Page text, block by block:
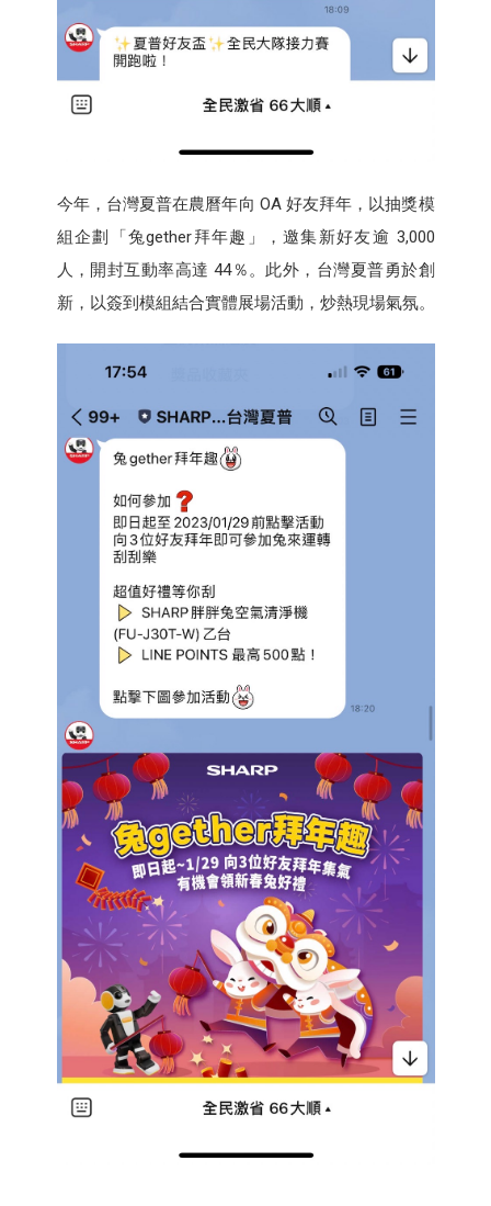
今年，台灣夏普在農曆年向 OA 好友拜年，以抽獎模
組企劃「兔gether拜年趣」，邀集新好友逾 3,000
人，開封互動率高達 44％。此外，台灣夏普勇於創
新，以簽到模組結合實體展場活動，炒熱現場氣氛。